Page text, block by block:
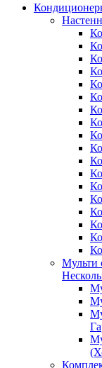
Мульти